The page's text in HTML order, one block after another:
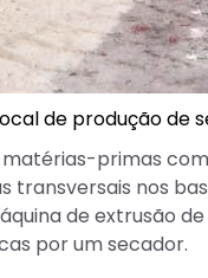
de produção de
primas
nos
de extrusão
por um secador.